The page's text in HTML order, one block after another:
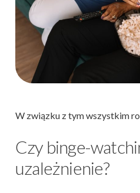
W związku z tym wszystkim
Czy binge-
uzależnienie?